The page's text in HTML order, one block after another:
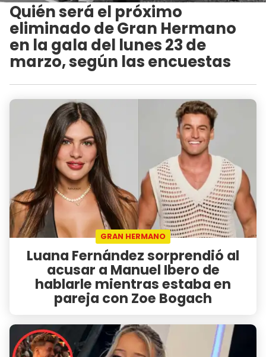
Quién será el próximo
eliminado de Gran Hermano
en la gala del lunes 23 de
marzo, según las encuestas
GRAN HERMANO
Luana Fernández sorprendió al
acusar a Manuel Ibero de
hablarle mientras estaba en
pareja con Zoe Bogach